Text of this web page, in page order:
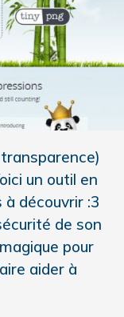
un outil en
découvrir :3
de son
pour
aider à